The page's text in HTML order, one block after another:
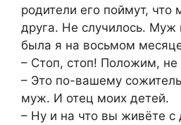
родители его поймут,
друга. Не случилось. Муж
была я на восьмом
– Стоп, стоп! Положим,
– Это по-вашему
муж. И отец моих детей.
– Ну и на что вы живёте с